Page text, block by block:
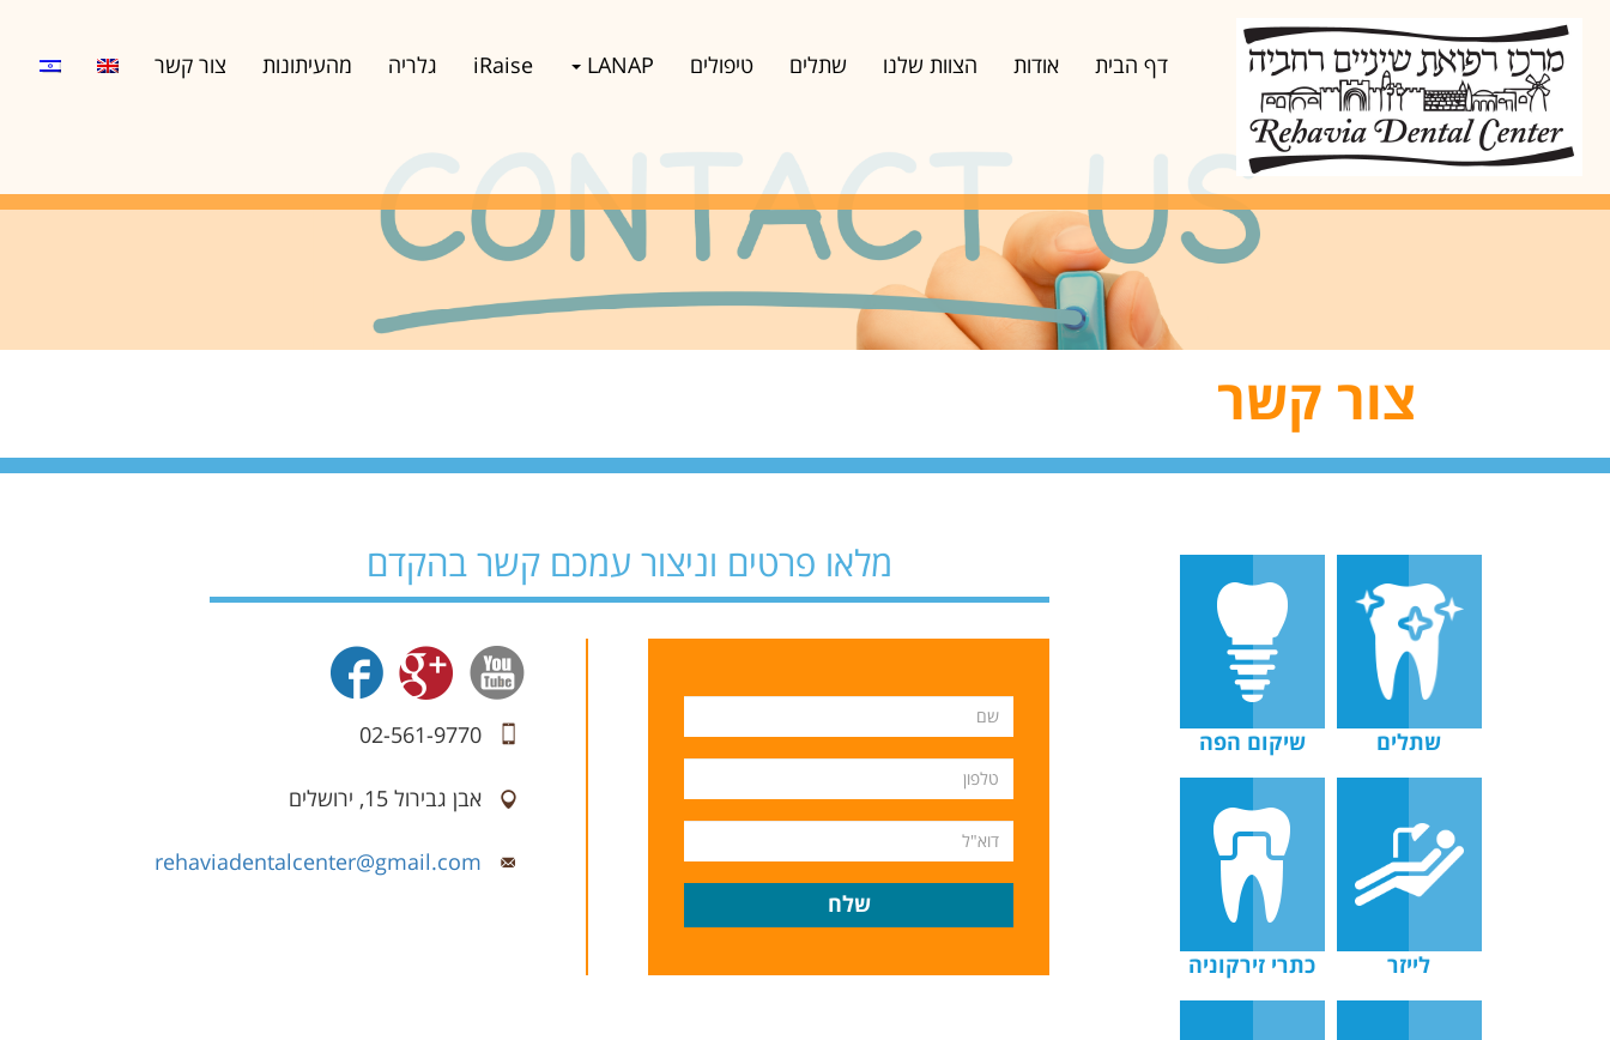
דף הבית אודות הצוות שלנו שתלים טיפולים LANAP
iRaise גלריה מהעיתונות צור קשר
צור קשר
מלאו פרטים וניצור עמכם קשר בהקדם
02-561-9770
אבן גבירול 15, ירושלים
rehaviadentalcenter@gmail.com
שתלים שיקום הפה
לייזר כתרי זירקוניה